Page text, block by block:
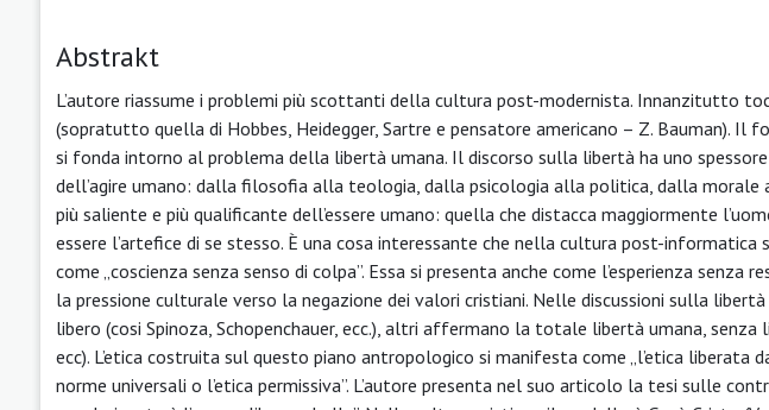
Abstrakt
L’autore riassume i problemi più scottanti della cultura post-modernista. Innanzitutto
(sopratutto quella di Hobbes, Heidegger, Sartre e pensatore americano – Z. Bauman). Il
si fonda intorno al problema della libertà umana. Il discorso sulla libertà ha uno
dell’agire umano: dalla filosofia alla teologia, dalla psicologia alla politica, dalla morale
più saliente e più qualificante dell’essere umano: quella che distacca maggiormente
essere l’artefice di se stesso. È una cosa interessante che nella cultura post-
come „coscienza senza senso di colpa”. Essa si presenta anche come l’esperienza senza
la pressione culturale verso la negazione dei valori cristiani. Nelle discussioni sulla
libero (cosi Spinoza, Schopenchauer, ecc.), altri affermano la totale libertà umana, senza
ecc). L’etica costruita sul questo piano antropologico si manifesta come „l’etica liberata
norme universali o l’etica permissiva”. L’autore presenta nel suo articolo la tesi sulle